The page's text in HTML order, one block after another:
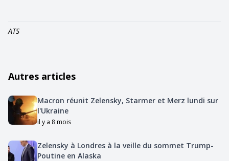
ATS
Autres articles
Macron réunit Zelensky, Starmer et Merz lundi sur
l'Ukraine
il y a 8 mois
Zelensky à Londres à la veille du sommet Trump-
Poutine en Alaska